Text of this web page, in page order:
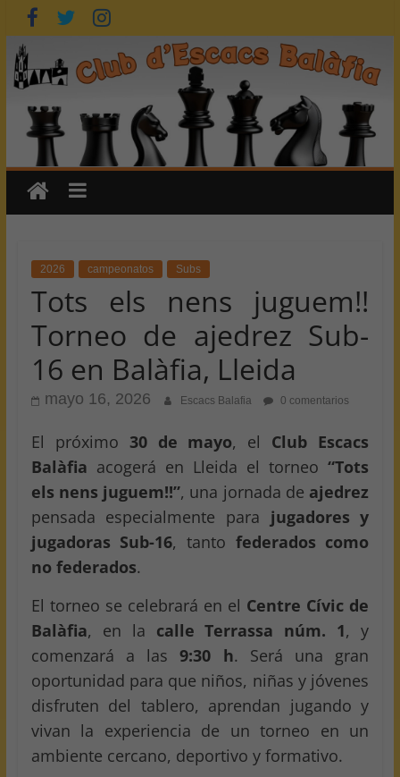
Saltar
al
contenido
2026 campeonatos Subs
Tots els nens juguem!!
Torneo de ajedrez Sub-
16 en Balàfia, Lleida
mayo 16, 2026 Escacs Balafia 0 comentarios
El próximo 30 de mayo, el Club Escacs
Balàfia acogerá en Lleida el torneo“Tots
els nens juguem!!”, una jornada de ajedrez
pensada especialmente para jugadores y
jugadoras Sub-16, tanto federados como
no federados.
El torneo se celebrará en el Centre Cívic de
Balàfia, en la calle Terrassa núm. 1, y
comenzará a las9:30 h. Será una gran
oportunidad para que niños, niñas y jóvenes
disfruten del tablero, aprendan jugando y
vivan la experiencia de un torneo en un
ambiente cercano, deportivo y formativo.